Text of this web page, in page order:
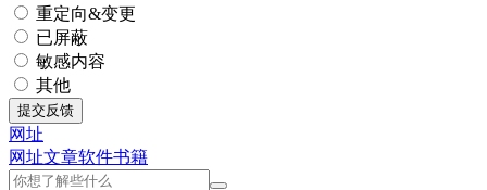
重定向&变更
已屏蔽
敏感内容
其他
提交反馈
网址
网址文章软件书籍